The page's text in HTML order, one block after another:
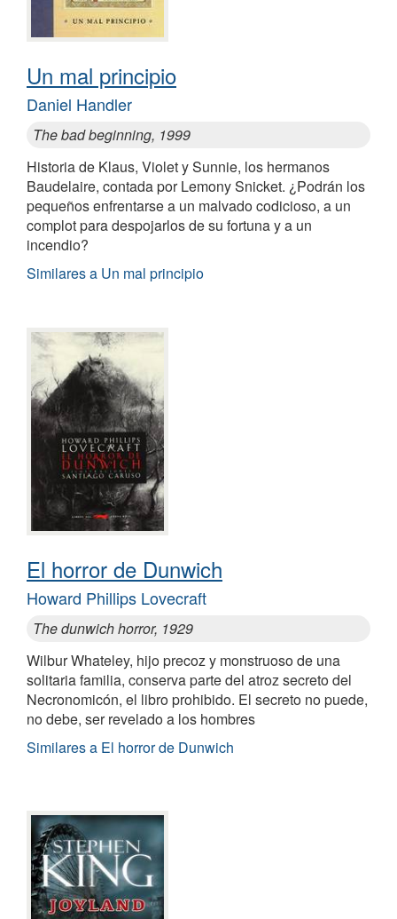
Un mal principio
Daniel Handler
The bad beginning, 1999
Historia de Klaus, Violet y Sunnie, los hermanos
Baudelaire, contada por Lemony Snicket. ¿Podrán los
pequeños enfrentarse a un malvado codicioso, a un
complot para despojarlos de su fortuna y a un
incendio?
Similares a Un mal principio
El horror de Dunwich
Howard Phillips Lovecraft
The dunwich horror, 1929
Wilbur Whateley, hijo precoz y monstruoso de una
solitaria familia, conserva parte del atroz secreto del
Necronomicón, el libro prohibido. El secreto no puede,
no debe, ser revelado a los hombres
Similares a El horror de Dunwich